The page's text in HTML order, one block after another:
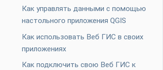
Как управлять данными с помощью
настольного приложения QGIS
Как использовать Веб ГИС в своих
приложениях
Как подключить свою Веб ГИС к